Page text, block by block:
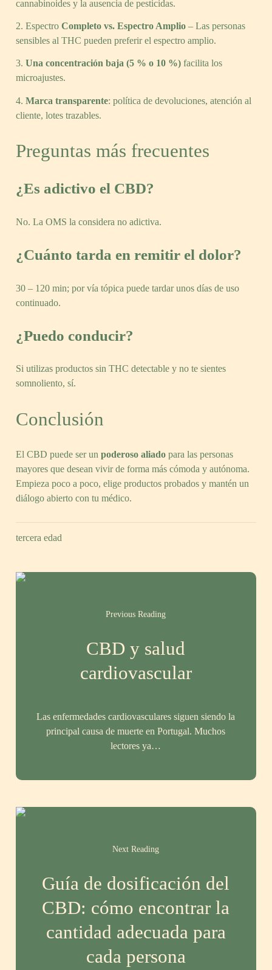
cannabinoides y la ausencia de pesticidas.
EspectroCompleto vs. Espectro Amplio – Las personas
sensibles al THC pueden preferir el espectro amplio.
Una concentración baja (5 % o 10 %) facilita los
microajustes.
Marca transparente: política de devoluciones, atención al
cliente, lotes trazables.
Preguntas más frecuentes
¿Es adictivo el CBD?
No. La OMS la considera no adictiva.
¿Cuánto tarda en remitir el dolor?
30 – 120 min; por vía tópica puede tardar unos días de uso
continuado.
¿Puedo conducir?
Si utilizas productos sin THC detectable y no te sientes
somnoliento, sí.
Conclusión
El CBD puede ser unpoderoso aliado para las personas
mayores que desean vivir de forma más cómoda y autónoma.
Empieza poco a poco, elige productos probados y mantén un
diálogo abierto con tu médico.
tercera edad
Previous Reading
CBD y salud
cardiovascular
Las enfermedades cardiovasculares siguen siendo la
principal causa de muerte en Portugal. Muchos
lectores ya…
Next Reading
Guía de dosificación del
CBD: cómo encontrar la
cantidad adecuada para
cada persona